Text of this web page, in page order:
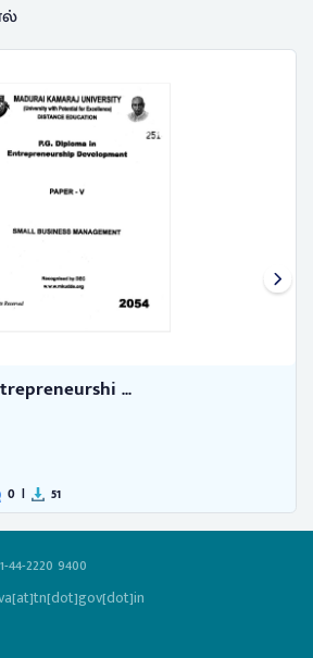
in Entrepreneurshi ...
731 | 0
44-2220 9400